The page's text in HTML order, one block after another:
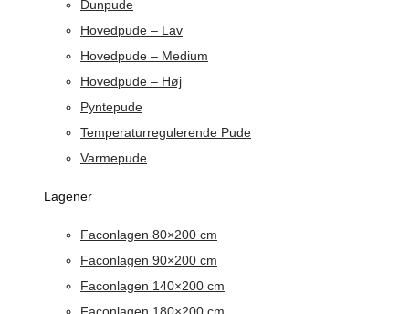
Dunpude
Hovedpude – Lav
Hovedpude – Medium
Hovedpude – Høj
Pyntepude
Temperaturregulerende Pude
Varmepude
Lagener
Faconlagen 80×200 cm
Faconlagen 90×200 cm
Faconlagen 140×200 cm